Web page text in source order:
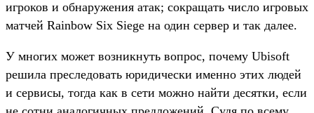
игроков и обнаружения атак; сокращать число игровых
матчей Rainbow Six Siege на один сервер и так далее.
У многих может возникнуть вопрос, почему Ubisoft
решила преследовать юридически именно этих людей
и сервисы, тогда как в сети можно найти десятки, если